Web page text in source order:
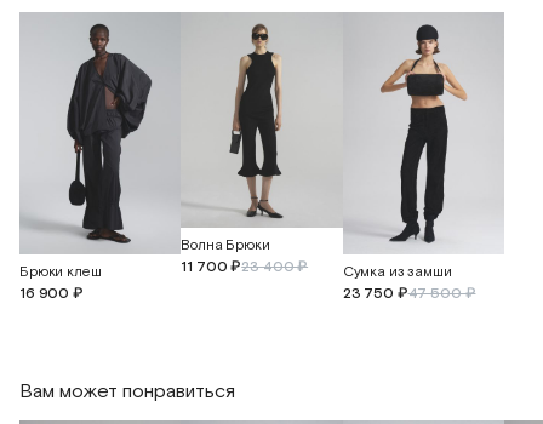
Брюки клеш
16 900 ₽
Волна Брюки
11 700 ₽23 400 ₽
Сумка из замши
23 750 ₽47 500 ₽
Вам может понравиться